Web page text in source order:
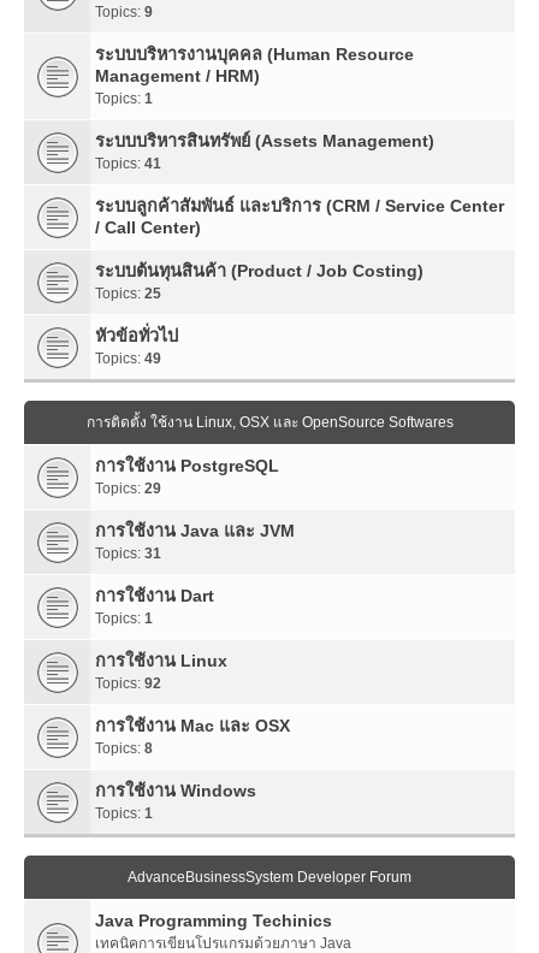
Topics: 9
ระบบบริหารงานบุคคล (Human Resource
Management / HRM)
Topics: 1
ระบบบริหารสินทรัพย์ (Assets Management)
Topics: 41
ระบบลูกค้าสัมพันธ์ และบริการ (CRM / Service Center
/ Call Center)
ระบบต้นทุนสินค้า (Product / Job Costing)
Topics: 25
หัวข้อทั่วไป
Topics: 49
การติดตั้ง ใช้งาน Linux, OSX และ OpenSource Softwares
การใช้งาน PostgreSQL
Topics: 29
การใช้งาน Java และ JVM
Topics: 31
การใช้งาน Dart
Topics: 1
การใช้งาน Linux
Topics: 92
การใช้งาน Mac และ OSX
Topics: 8
การใช้งาน Windows
Topics: 1
AdvanceBusinessSystem Developer Forum
Java Programming Techinics
เทคนิคการเขียนโปรแกรมด้วยภาษา Java